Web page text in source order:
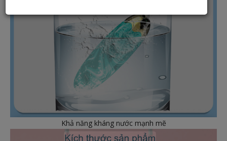
Khả năng kháng nước mạnh mẽ